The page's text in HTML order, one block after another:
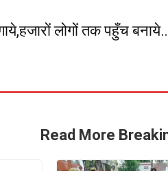
लोगों तक पहुँच
Read More